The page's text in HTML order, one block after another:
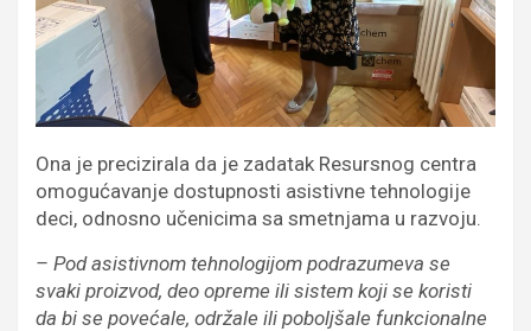
Ona je precizirala da je zadatak Resursnog centra
omogućavanje dostupnosti asistivne tehnologije
deci, odnosno učenicima sa smetnjama u razvoju.
– Pod asistivnom tehnologijom podrazumeva se
svaki proizvod, deo opreme ili sistem koji se koristi
da bi se povećale, održale ili poboljšale funkcionalne